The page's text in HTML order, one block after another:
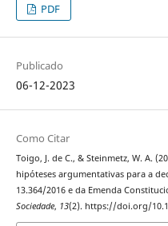
PDF
Publicado
06-12-2023
Como Citar
Toigo, J. de C., & Steinmetz, W. A.
hipóteses argumentativas para a
13.364/2016 e da Emenda
Sociedade, 13(2). https://doi.org/